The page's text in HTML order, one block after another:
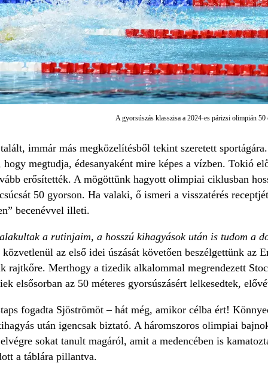
A gyorsúszás klasszisa a 2024-es párizsi olimpián 50
immár más megközelítésből tekint szeretett
megtudja, édesanyaként mire képes a vízben. Tokió
erősítették. A mögöttünk hagyott olimpiai ciklusban
50 gyorson. Ha valaki, ő ismeri a visszatérés
becenévvel illeti.
a rutinjaim, a hosszú kihagyások után is tudom a
az első idei úszását követően beszélgettünk az
rajtkőre. Merthogy a tizedik alkalommal megrendezett
elsősorban az 50 méteres gyorsúszásért lelkesedtek,
fogadta Sjöströmöt – hát még, amikor célba ért!
után igencsak biztató. A háromszoros olimpiai
sokat tanult magáról, amit a medencében is
a táblára pillantva.